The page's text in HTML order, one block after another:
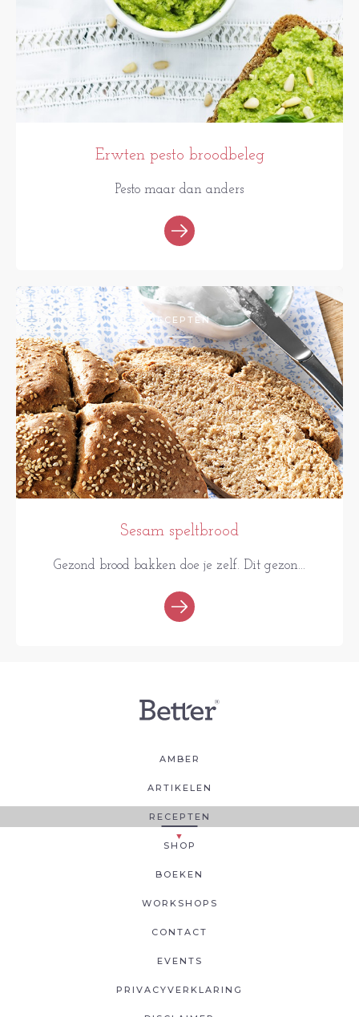
Erwten pesto broodbeleg
Pesto maar dan anders
RECEPTEN
Sesam speltbrood
Gezond brood bakken doe je zelf. Dit gezon...
AMBER
ARTIKELEN
RECEPTEN
SHOP
BOEKEN
WORKSHOPS
CONTACT
EVENTS
PRIVACYVERKLARING